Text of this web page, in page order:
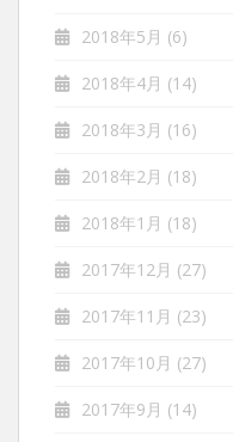
2018年5月 (6)
2018年4月 (14)
2018年3月 (16)
2018年2月 (18)
2018年1月 (18)
2017年12月 (27)
2017年11月 (23)
2017年10月 (27)
2017年9月 (14)